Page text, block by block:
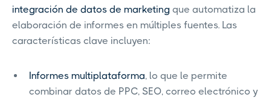
integración de datos de marketing que automatiza la
elaboración de informes en múltiples fuentes. Las
características clave incluyen:
Informes multiplataforma, lo que le permite
combinar datos de PPC, SEO, correo electrónico y